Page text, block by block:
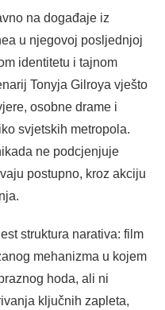
na događaje iz
u njegovoj posljednjoj
identitetu i tajnom
Tonyja Gilroya vješto
osobne drame i
svjetskih metropola.
ne podcjenjuje
postupno, kroz akciju
struktura narativa: film
mehanizma u kojem
hoda, ali ni
ključnih zapleta,